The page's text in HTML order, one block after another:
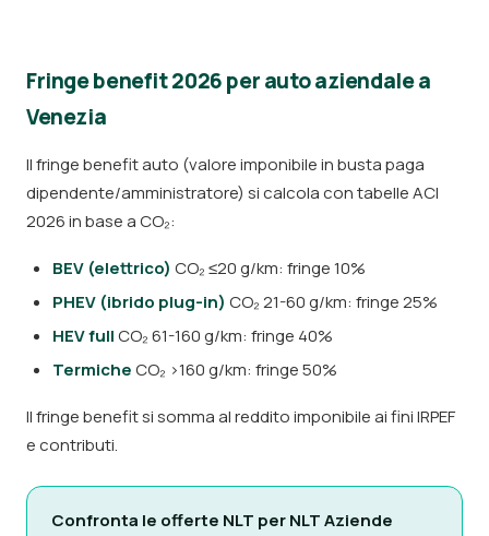
Fringe benefit 2026 per auto aziendale a
Venezia
Il fringe benefit auto (valore imponibile in busta paga
dipendente/amministratore) si calcola con tabelle ACI
2026 in base a CO₂:
BEV (elettrico) CO₂ ≤20 g/km: fringe 10%
PHEV (ibrido plug-in) CO₂ 21-60 g/km: fringe 25%
HEV fullCO₂ 61-160 g/km: fringe 40%
TermicheCO₂ >160 g/km: fringe 50%
Il fringe benefit si somma al reddito imponibile ai fini IRPEF
e contributi.
Confronta le offerte NLT per NLT Aziende